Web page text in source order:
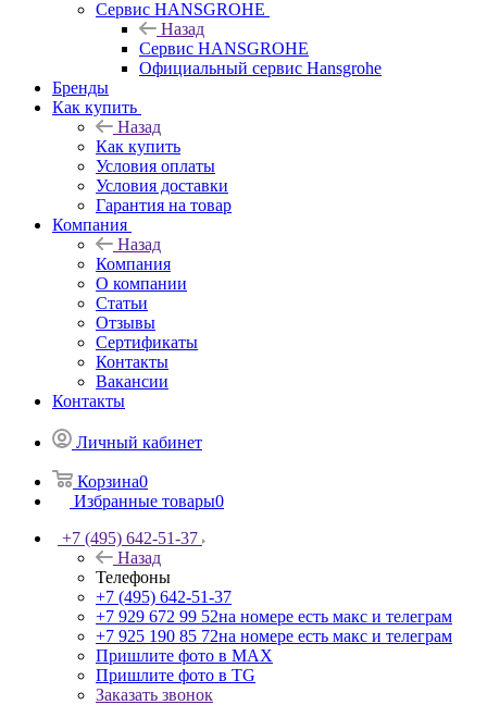
Сервис HANSGROHE
Назад
Сервис HANSGROHE
Официальный сервис Hansgrohe
Бренды
Как купить
Назад
Как купить
Условия оплаты
Условия доставки
Гарантия на товар
Компания
Назад
Компания
О компании
Статьи
Отзывы
Сертификаты
Контакты
Вакансии
Контакты
Личный кабинет
Корзина0
Избранные товары0
+7 (495) 642-51-37
Назад
Телефоны
+7 (495) 642-51-37
+7 929 672 99 52на номере есть макс и телеграм
+7 925 190 85 72на номере есть макс и телеграм
Пришлите фото в MAX
Пришлите фото в TG
Заказать звонок